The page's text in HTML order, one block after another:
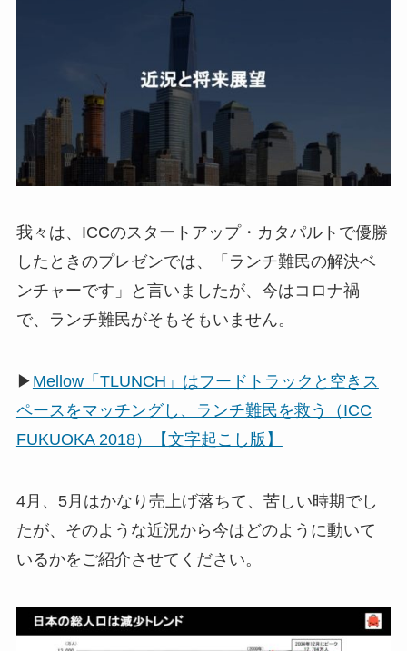
我々は、ICCのスタートアップ・カタパルトで優勝
したときのプレゼンでは、「ランチ難民の解決ベ
ンチャーです」と言いましたが、今はコロナ禍
で、ランチ難民がそもそもいません。
▶ Mellow「TLUNCH」はフードトラックと空きス
ペースをマッチングし、ランチ難民を救う（ICC
FUKUOKA 2018）【文字起こし版】
4月、5月はかなり売上げ落ちて、苦しい時期でし
たが、そのような近況から今はどのように動いて
いるかをご紹介させてください。